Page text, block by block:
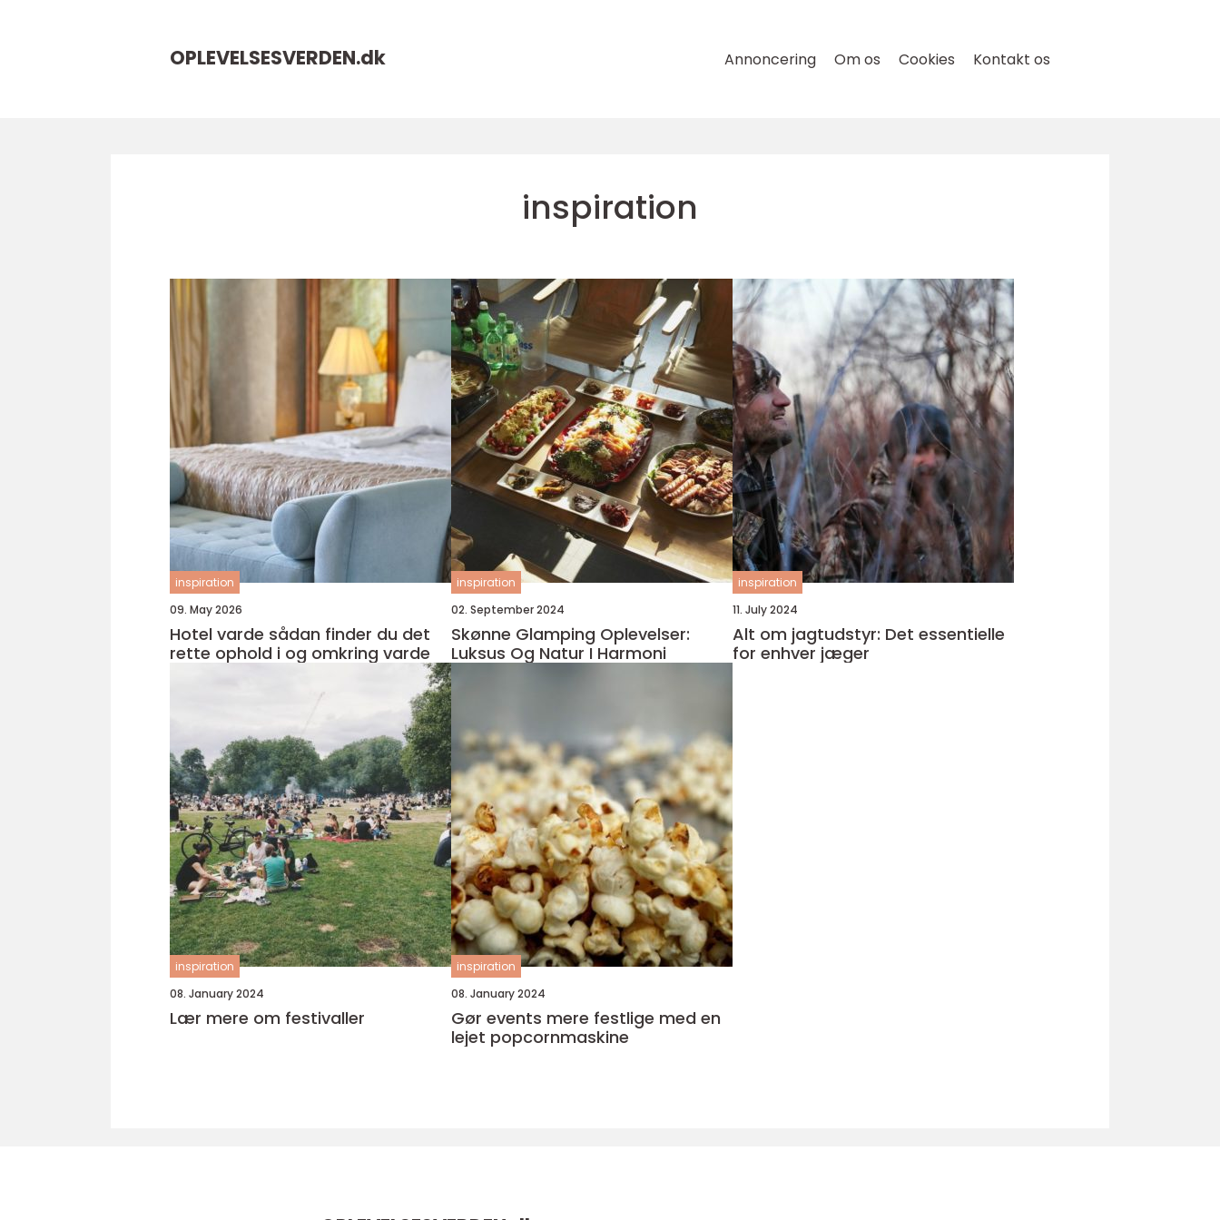
OPLEVELSESVERDEN.dk Annoncering Om os Cookies Kontakt os
inspiration
inspiration
09. May 2026
Hotel varde sådan finder du det
rette ophold i og omkring varde
inspiration
02. September 2024
Skønne Glamping Oplevelser:
Luksus Og Natur I Harmoni
inspiration
11. July 2024
Alt om jagtudstyr: Det essentielle
for enhver jæger
inspiration
08. January 2024
Lær mere om festivaller
inspiration
08. January 2024
Gør events mere festlige med en
lejet popcornmaskine